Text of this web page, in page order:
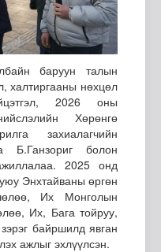
баруун талын
халтиргааны нөхцөл
2026 оны
Хөрөнгө
захиалагчийн
Б.Ганзориг болон
2025 онд
Энхтайваны өргөн
Их Монголын
Их, Бага тойруу,
байршилд явган
ажлыг эхлүүлсэн.